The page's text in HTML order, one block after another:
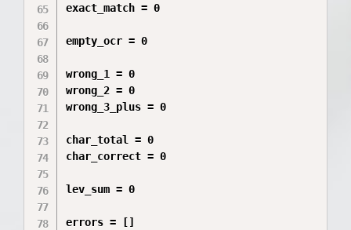
exact_match = 0
empty_ocr = 0
wrong_1 = 0
wrong_2 = 0
wrong_3_plus = 0
char_total = 0
char_correct = 0
lev_sum = 0
errors = []